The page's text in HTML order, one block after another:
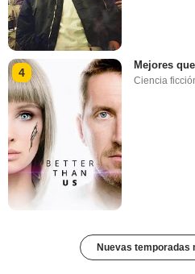
4
Mejores
Ciencia
Nuevas temporadas